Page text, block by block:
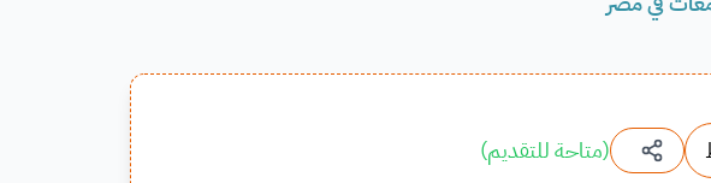
(متاحة للتقديم)